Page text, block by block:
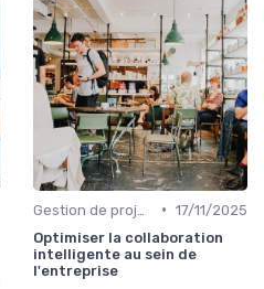
• 17/11/2025
Optimiser la collaboration
intelligente au sein de
l'entreprise